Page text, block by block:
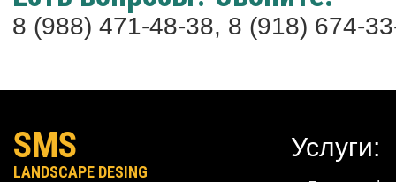
8 (988) 471-48-38, 8 (918) 674-
SMS
LANDSCAPE DESING
Услуги: